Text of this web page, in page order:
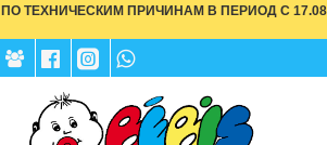
ПО ТЕХНИЧЕСКИМ ПРИЧИНАМ В ПЕРИОД С